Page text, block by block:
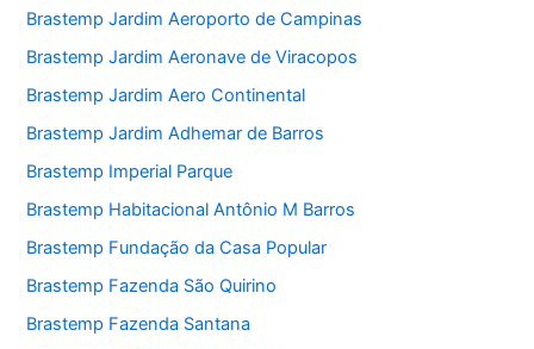
Brastemp Jardim Aeroporto de Campinas
Brastemp Jardim Aeronave de Viracopos
Brastemp Jardim Aero Continental
Brastemp Jardim Adhemar de Barros
Brastemp Imperial Parque
Brastemp Habitacional Antônio M Barros
Brastemp Fundação da Casa Popular
Brastemp Fazenda São Quirino
Brastemp Fazenda Santana